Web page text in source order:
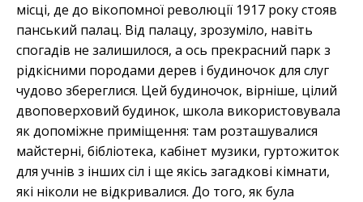
місці, де до вікопомної революції 1917 року стояв
панський палац. Від палацу, зрозуміло, навіть
спогадів не залишилося, а ось прекрасний парк з
рідкісними породами дерев і будиночок для слуг
чудово збереглися. Цей будиночок, вірніше, цілий
двоповерховий будинок, школа використовувала
як допоміжне приміщення: там розташувалися
майстерні, бібліотека, кабінет музики, гуртожиток
для учнів з інших сіл і ще якісь загадкові кімнати,
які ніколи не відкривалися. До того, як була